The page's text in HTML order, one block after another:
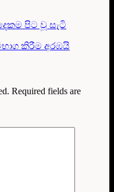
පිට වූ සැටි
කිරීම අරඹයි
Required fields are